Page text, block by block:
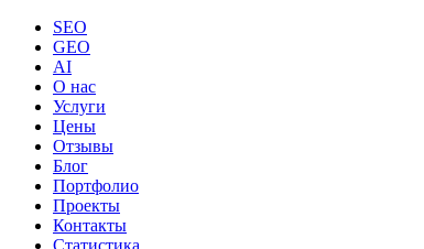
SEO
GEO
AI
О нас
Услуги
Цены
Отзывы
Блог
Портфолио
Проекты
Контакты
Статистика